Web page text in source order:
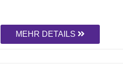
MEHR DETAILS